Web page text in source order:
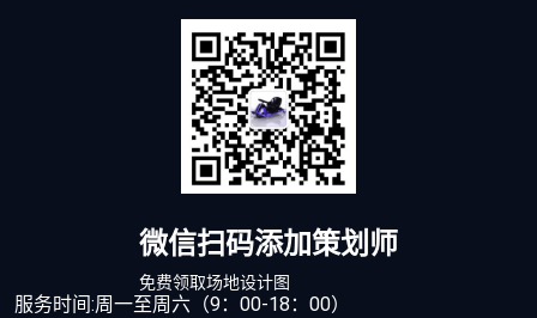
微信扫码添加策划师
免费领取场地设计图
服务时间:周一至周六（9：00-18：00）